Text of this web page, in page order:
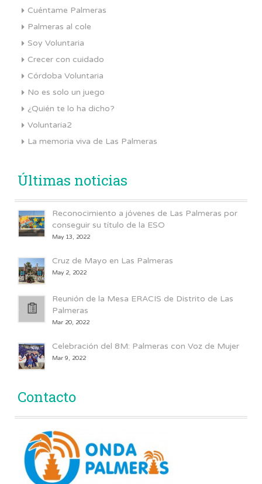
Cuéntame Palmeras
Palmeras al cole
Soy Voluntaria
Crecer con cuidado
Córdoba Voluntaria
No es solo un juego
¿Quién te lo ha dicho?
Voluntaria2
La memoria viva de Las Palmeras
Últimas noticias
Reconocimiento a jóvenes de Las Palmeras por
conseguir su título de la ESO
May 13, 2022
Cruz de Mayo en Las Palmeras
May 2, 2022
Reunión de la Mesa ERACIS de Distrito de Las
Palmeras
Mar 20, 2022
Celebración del 8M: Palmeras con Voz de Mujer
Mar 9, 2022
Contacto